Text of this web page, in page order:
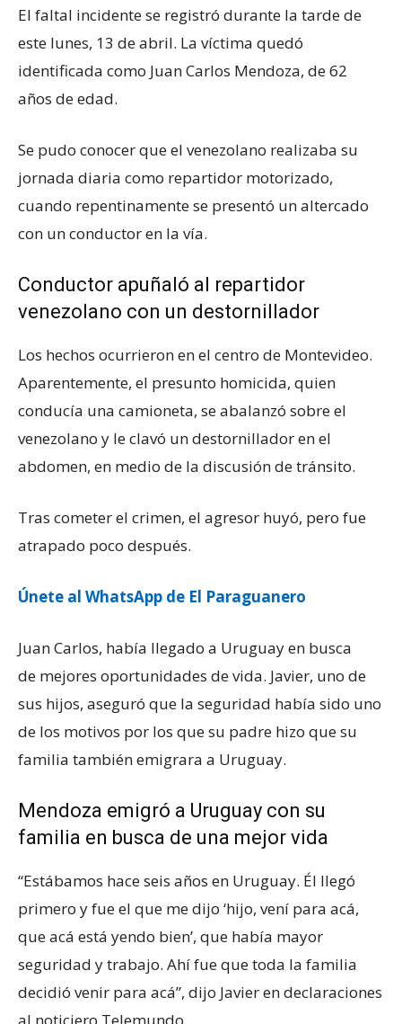
El faltal incidente se registró durante la tarde de
este lunes, 13 de abril. La víctima quedó
identificada como Juan Carlos Mendoza, de 62
años de edad.
Se pudo conocer que el venezolano realizaba su
jornada diaria como repartidor motorizado,
cuando repentinamente se presentó un altercado
con un conductor en la vía.
Conductor apuñaló al repartidor
venezolano con un destornillador
Los hechos ocurrieron en el centro de Montevideo.
Aparentemente, el presunto homicida, quien
conducía una camioneta, se abalanzó sobre el
venezolano y le clavó un destornillador en el
abdomen, en medio de la discusión de tránsito.
Tras cometer el crimen, el agresor huyó, pero fue
atrapado poco después.
Únete al WhatsApp de El Paraguanero
Juan Carlos, había llegado a Uruguay en busca
de mejores oportunidades de vida. Javier, uno de
sus hijos, aseguró que la seguridad había sido uno
de los motivos por los que su padre hizo que su
familia también emigrara a Uruguay.
Mendoza emigró a Uruguay con su
familia en busca de una mejor vida
“Estábamos hace seis años en Uruguay. Él llegó
primero y fue el que me dijo ‘hijo, vení para acá,
que acá está yendo bien’, que había mayor
seguridad y trabajo. Ahí fue que toda la familia
decidió venir para acá”, dijo Javier en declaraciones